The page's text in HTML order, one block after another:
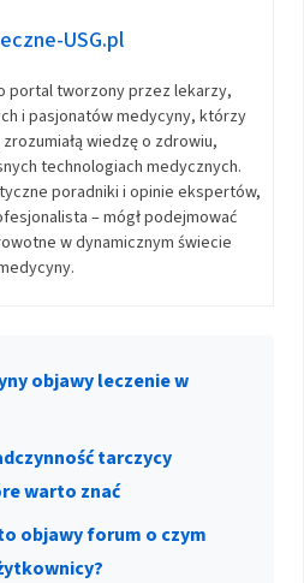
USG.pl
portal tworzony przez lekarzy,
i pasjonatów medycyny, którzy
wiedzę o zdrowiu,
technologiach medycznych.
poradniki i opinie ekspertów,
– mógł podejmować
w dynamicznym świecie
objawy leczenie w
tarczycy
warto znać
objawy forum o czym